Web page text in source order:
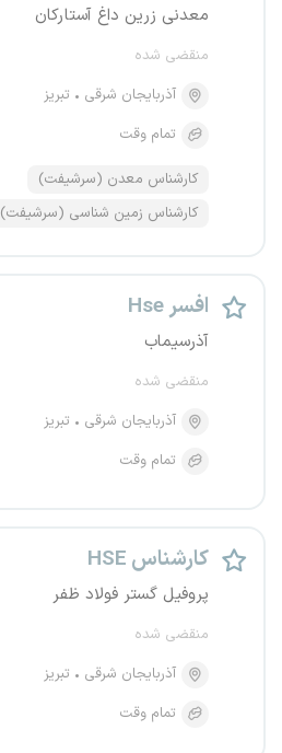
معدنی زرین داغ آستارکان
منقضی شده
آذربایجان شرقی
تبریز
تمام وقت
کارشناس معدن (سرشیفت)
کارشناس زمین شناسی (سرشیفت)
افسر Hse
آذرسیماب
منقضی شده
آذربایجان شرقی
تبریز
تمام وقت
کارشناس HSE
پروفیل گستر فولاد ظفر
منقضی شده
آذربایجان شرقی
تبریز
تمام وقت